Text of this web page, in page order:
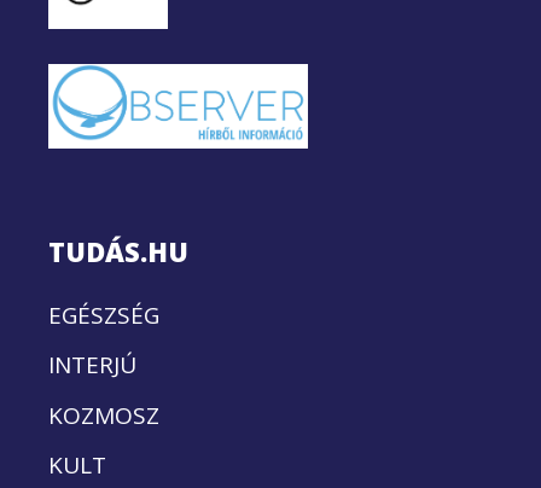
TUDÁS.HU
EGÉSZSÉG
INTERJÚ
KOZMOSZ
KULT